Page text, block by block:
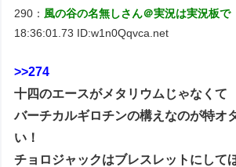
290： 風の谷の名無しさん＠実況は実況板で
18:36:01.73 ID:w1n0Qqvca.net
>>274
十四のエースがメタリウムじゃなくて
バーチカルギロチンの構えなのが特オ
い！
チョロジャックはブレスレットにして